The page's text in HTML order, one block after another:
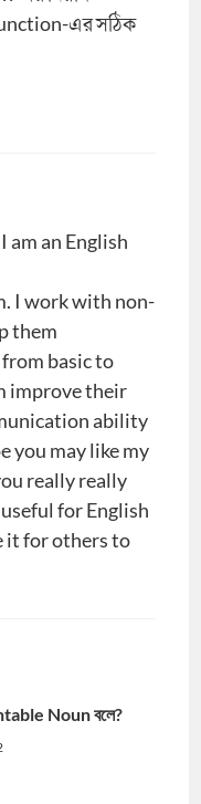
এর সঠিক
am an English
I work with non-
them
basic to
improve their
ability
you may like my
really really
for English
it for others to
Noun বলে?